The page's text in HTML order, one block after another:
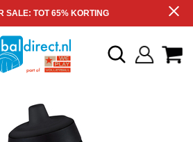
SALE: TOT 65% KORTING